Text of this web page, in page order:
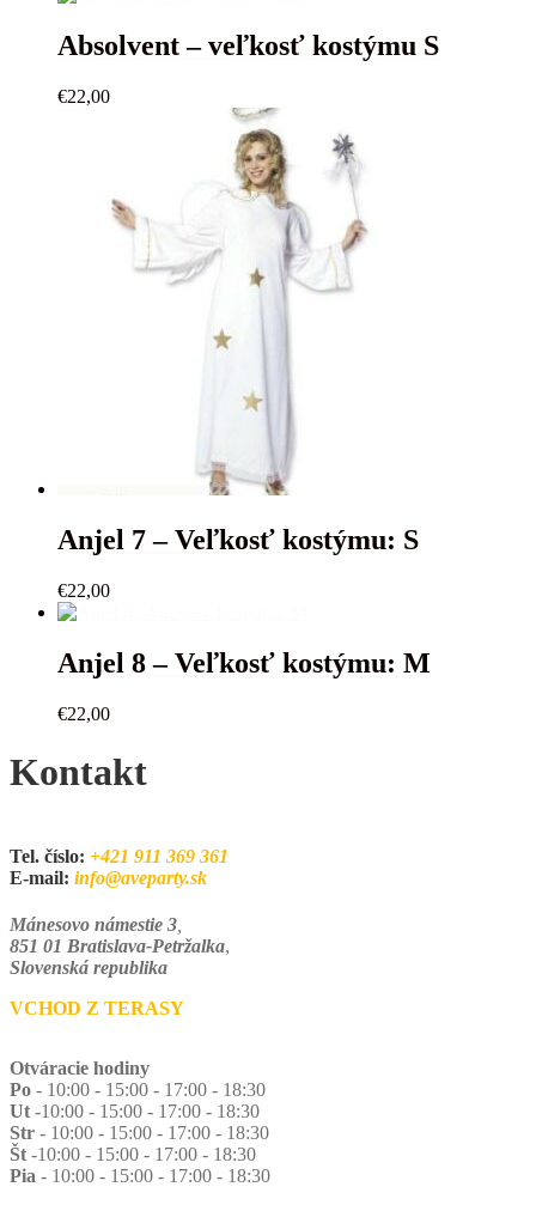
Absolvent – veľkosť kostýmu S
€22,00
Anjel 7 – Veľkosť kostýmu: S
€22,00
Anjel 8 – Veľkosť kostýmu: M
€22,00
Kontakt
Tel. číslo: +421 911 369 361
E-mail: info@aveparty.sk
Mánesovo námestie 3
851 01 Bratislava-Petržalka,
Slovenská republika
VCHOD Z TERASY
Otváracie hodiny
Po - 10:00 - 15:00 - 17:00 - 18:30
Ut -10:00 - 15:00 - 17:00 - 18:30
Str - 10:00 - 15:00 - 17:00 - 18:30
Št -10:00 - 15:00 - 17:00 - 18:30
Pia - 10:00 - 15:00 - 17:00 - 18:30